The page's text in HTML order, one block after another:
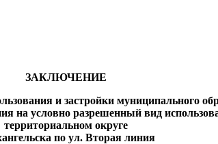
ЗАКЛЮЧЕНИЕ
и застройки муниципального
на условно разрешенный вид
территориальном округе
по ул. Вторая линия